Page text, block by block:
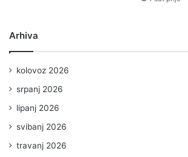
Arhiva
kolovoz 2026
srpanj 2026
lipanj 2026
svibanj 2026
travanj 2026